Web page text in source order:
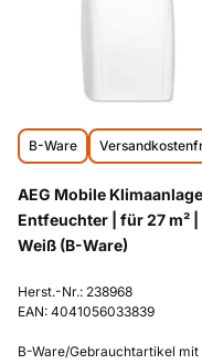
B-Ware
AEG Mobile
Entfeuchter | für 27 m² |
Weiß (B-Ware)
Herst.-Nr.: 238968
EAN: 4041056033839
B-Ware/Gebrauchtartikel